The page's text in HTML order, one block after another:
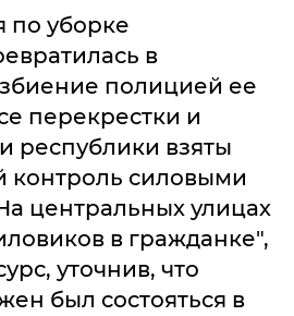
по уборке
в
полицией ее
перекрестки и
республики взяты
контроль силовыми
центральных улицах
в гражданке",
уточнив, что
был состояться в